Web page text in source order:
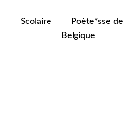
Scolaire
Poète*sse de
Belgique